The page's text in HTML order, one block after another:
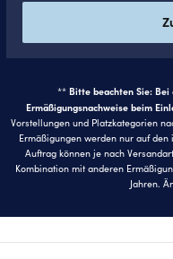
** Bitte beachten Sie:
Ermäßigungsnachweise beim
Vorstellungen und Platzkategorien
Ermäßigungen werden nur auf
Auftrag können je nach
Kombination mit anderen
Jahren.